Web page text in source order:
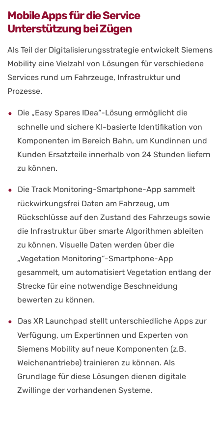
Mobile Apps für die Service
Unterstützung bei Zügen
Als Teil der Digitalisierungsstrategie entwickelt Siemens
Mobility eine Vielzahl von Lösungen für verschiedene
Services rund um Fahrzeuge, Infrastruktur und
Prozesse.
Die „Easy Spares IDea“-Lösung ermöglicht die
schnelle und sichere KI-basierte Identifikation von
Komponenten im Bereich Bahn, um Kundinnen und
Kunden Ersatzteile innerhalb von 24 Stunden liefern
zu können.
Die Track Monitoring-Smartphone-App sammelt
rückwirkungsfrei Daten am Fahrzeug, um
Rückschlüsse auf den Zustand des Fahrzeugs sowie
die Infrastruktur über smarte Algorithmen ableiten
zu können. Visuelle Daten werden über die
„Vegetation Monitoring“-Smartphone-App
gesammelt, um automatisiert Vegetation entlang der
Strecke für eine notwendige Beschneidung
bewerten zu können.
Das XR Launchpad stellt unterschiedliche Apps zur
Verfügung, um Expertinnen und Experten von
Siemens Mobility auf neue Komponenten (z.B.
Weichenantriebe) trainieren zu können. Als
Grundlage für diese Lösungen dienen digitale
Zwillinge der vorhandenen Systeme.